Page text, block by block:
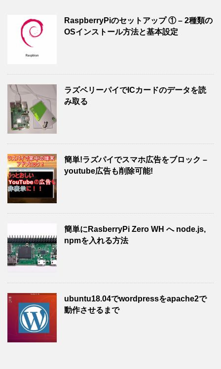
RaspberryPiのセットアップ ① – 2種類の
OSインストール方法と基本設定
ラズベリーパイでICカードのデータを読
み取る
簡単!ラズパイでスマホ広告をブロック –
youtube広告も削除可能!
簡単にRasberryPi Zero WH へ node.js,
npmを入れる方法
ubuntu18.04でwordpressをapache2で
動作させるまで